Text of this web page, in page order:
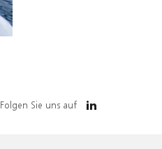
Folgen Sie uns auf